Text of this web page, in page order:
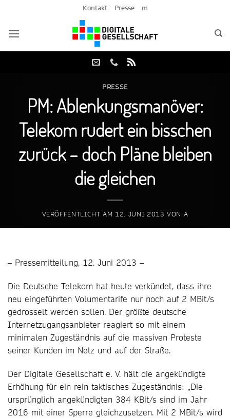
springen
Kontakt Presse m
PRESSE
PM: Ablenkungsmanöver:
Telekom rudert ein bisschen
zurück – doch Pläne bleiben
die gleichen
VERÖFFENTLICHT AM 12. JUNI 2013 VON A
– Pressemitteilung, 12. Juni 2013 –
Die Deutsche Telekom hat heute verkündet, dass ihre
neu eingeführten Volumentarife nur noch auf 2 MBit/s
gedrosselt werden sollen. Der größte deutsche
Internetzugangsanbieter reagiert so mit einem
minimalen Zugeständnis auf die massiven Proteste
seiner Kunden im Netz und auf der Straße.
Der Digitale Gesellschaft e. V. hält die angekündigte
Erhöhung für ein rein taktisches Zugeständnis: „Die
ursprünglich angekündigten 384 KBit/s sind im Jahr
2016 mit einer Sperre gleichzusetzen. Mit 2 MBit/s wird